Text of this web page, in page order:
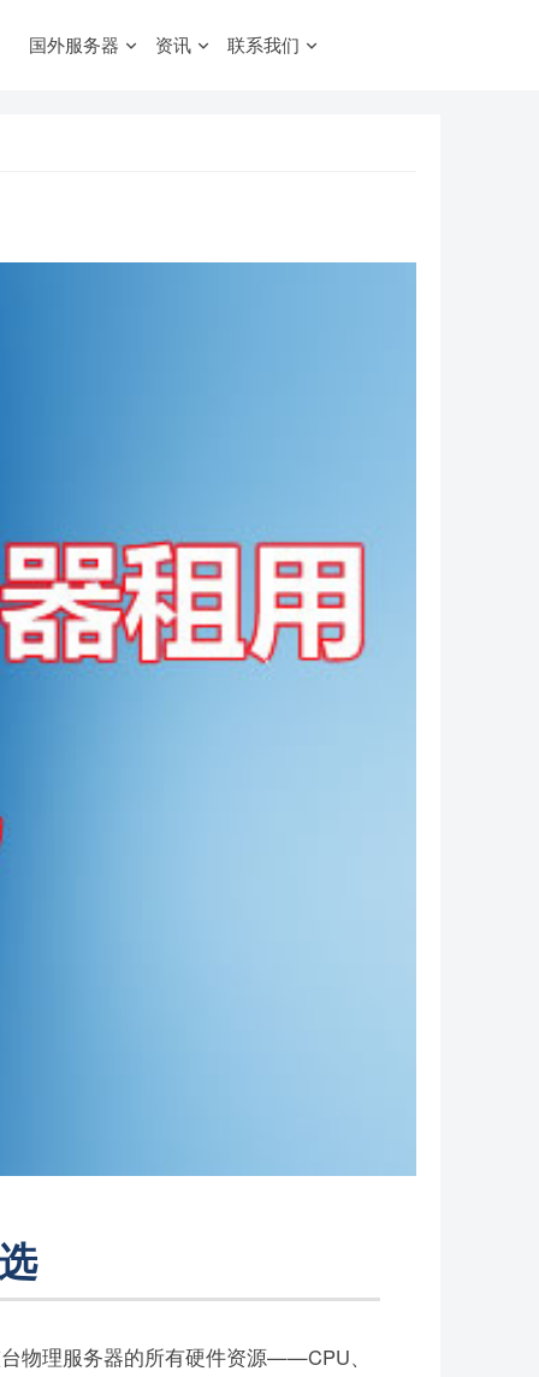
国外服务器 资讯 联系我们
物理服务器的所有硬件资源——CPU、